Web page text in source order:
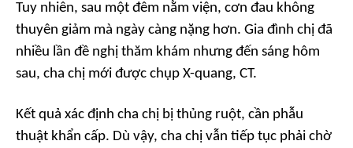
Tuy nhiên, sau một đêm nằm viện, cơn đau không
thuyên giảm mà ngày càng nặng hơn. Gia đình chị đã
nhiều lần đề nghị thăm khám nhưng đến sáng hôm
sau, cha chị mới được chụp X-quang, CT.
Kết quả xác định cha chị bị thủng ruột, cần phẫu
thuật khẩn cấp. Dù vậy, cha chị vẫn tiếp tục phải chờ